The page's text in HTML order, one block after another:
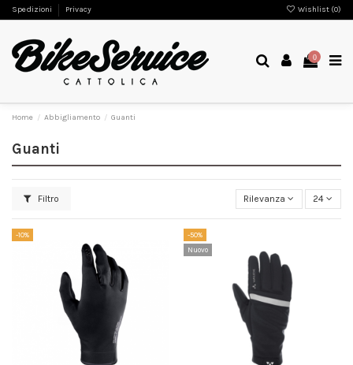
Spedizioni Privacy Wishlist (0)
0
Home Abbigliamento Guanti
Guanti
Filtro Rilevanza 24
-10%
-50%
Nuovo